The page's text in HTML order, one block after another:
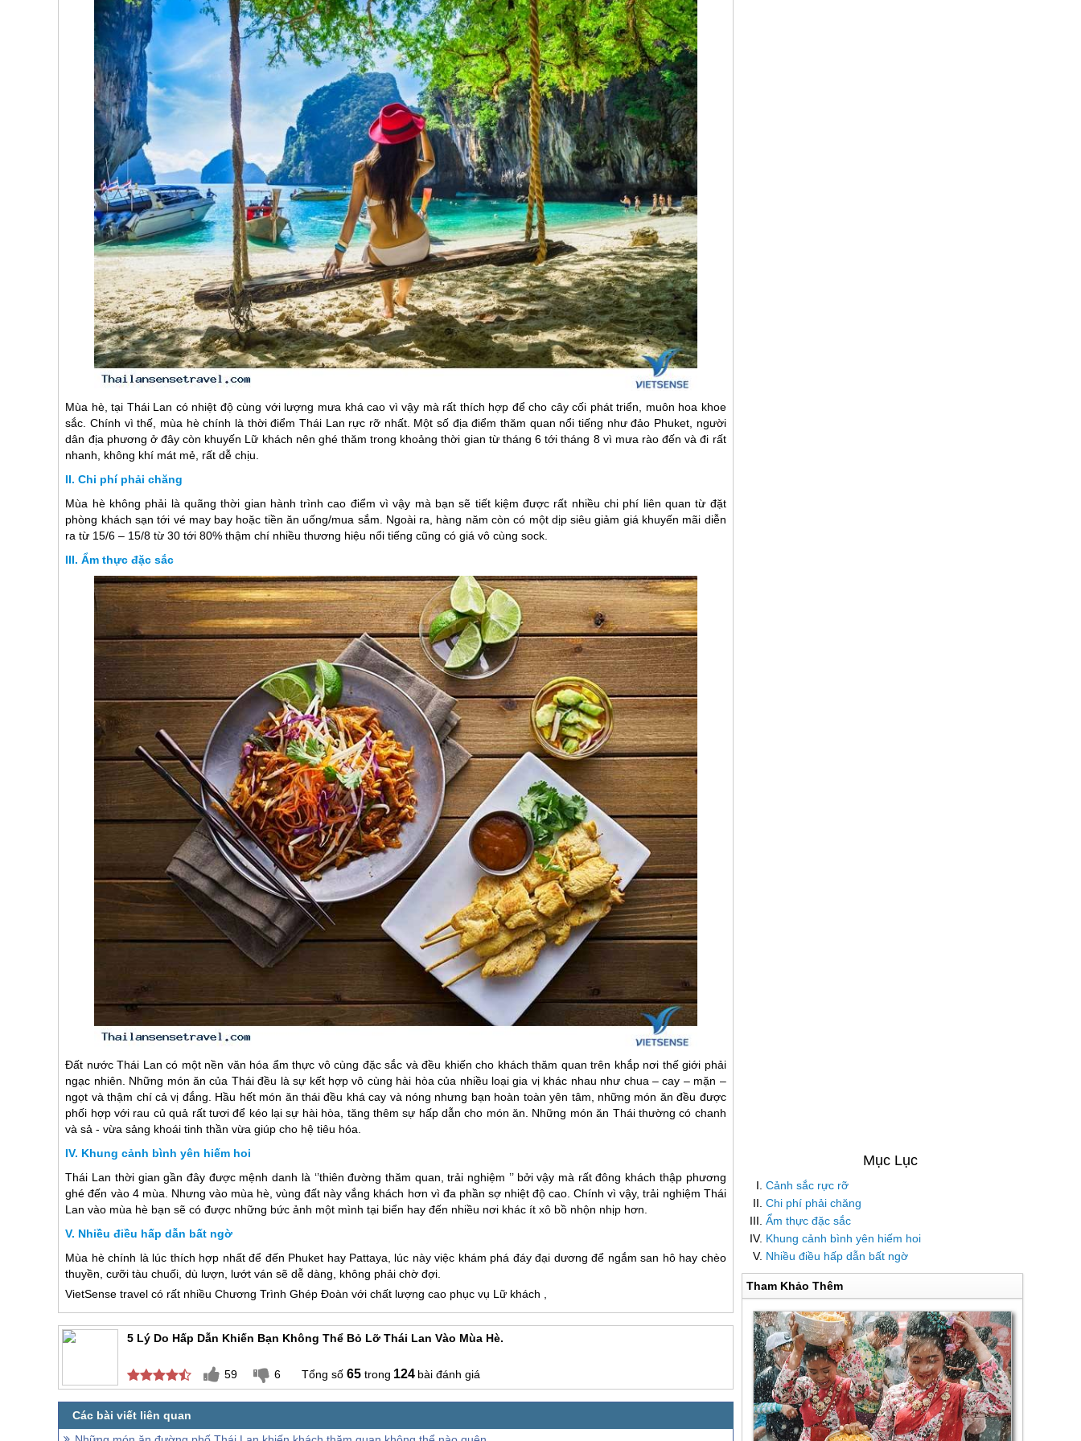
Cảnh sắc rực rỡ
Chi phí phải chăng
Ẩm thực đặc sắc
Khung cảnh bình yên hiếm hoi
Nhiều điều hấp dẫn bất ngờ
Tham Khảo Thêm
Mùa hè, tại Thái Lan có nhiệt độ cùng với lượng mưa khá cao vì vậy mà rất thích hợp để cho cây cối phát triển, muôn hoa khoe
sắc. Chính vì thế, mùa hè chính là thời điểmThái Lan rực rỡ nhất. Một số địa điểm thăm quan nổi tiếng như đảo Phuket, người
dân địa phương ở đây còn khuyến Lữ khách nên ghé thăm trong khoảng thời gian từ tháng 6 tới tháng 8 vì mưa rào đến và đi rất
nhanh, không khí mát mẻ, rất dễ chịu.
Chi phí phải chăng
Mùa hè không phải là quãng thời gian hành trình cao điểm vì vậy mà bạn sẽ tiết kiệm được rất nhiều chi phí liên quan từ đặt
phòng khách sạn tới vé may bay hoặc tiền ăn uống/mua sắm. Ngoài ra, hàng năm còn có một dịp siêu giảm giá khuyến mãi diễn
ra từ 15/6 – 15/8 từ 30 tới 80% thậm chí nhiều thương hiệu nổi tiếng cũng có giá vô cùng sock.
Ẩm thực đặc sắc
Đất nướcThái Lan có một nền văn hóa ẩm thực vô cùng đặc sắc và đều khiến cho khách thăm quan trên khắp nơi thế giới phải
ngạc nhiên. Những món ăn của Thái đều là sự kết hợp vô cùng hài hòa của nhiều loại gia vị khác nhau như chua – cay – mặn –
ngọt và thậm chí cả vị đắng. Hầu hết món ăn thái đều khá cay và nóng nhưng bạn hoàn toàn yên tâm, những món ăn đều được
phối hợp với rau củ quả rất tươi để kéo lại sự hài hòa, tăng thêm sự hấp dẫn cho món ăn. Những món ăn Thái thường có chanh
và sả - vừa sảng khoái tinh thần vừa giúp cho hệ tiêu hóa.
Khung cảnh bình yên hiếm hoi
Thái Lan thời gian gần đây được mệnh danh là ‘’thiên đường thăm quan, trải nghiệm ’’ bởi vậy mà rất đông khách thập phương
ghé đến vào 4 mùa. Nhưng vào mùa hè, vùng đất này vắng khách hơn vì đa phần sợ nhiệt độ cao. Chính vì vậy, trải nghiệm Thái
Lan vào mùa hè bạn sẽ có được những bức ảnh một mình tại biển hay đến nhiều nơi khác ít xô bồ nhộn nhịp hơn.
Nhiều điều hấp dẫn bất ngờ
Mùa hè chính là lúc thích hợp nhất để đến Phuket hay Pattaya, lúc này việc khám phá đáy đại dương để ngắm san hô hay chèo
thuyền, cưỡi tàu chuối, dù lượn, lướt ván sẽ dễ dàng, không phải chờ đợi.
VietSense travel có rất nhiều Chương Trình Ghép Đoàn với chất lượng cao phục vụ Lữ khách ,
5 Lý Do Hấp Dẫn Khiến Bạn Không Thể Bỏ Lỡ Thái Lan Vào Mùa Hè.
59 6 65 124 bài đánh giá